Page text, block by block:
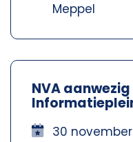
Meppel
NVA
Meppel
30